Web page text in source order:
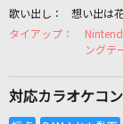
想い出は
ングテ
対応カラオケコ